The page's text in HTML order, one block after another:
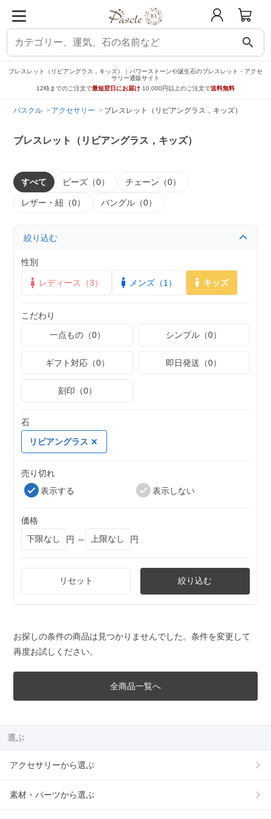
search
ブレスレット（リビアングラス，キッズ）｜パワーストーンや誕生石のブレスレット・アクセ
サリー通販サイト
12時までのご注文で最短翌日にお届け 10,000円以上のご注文で送料無料
パスクル アクセサリー ブレスレット（リビアングラス，キッズ）
ブレスレット（リビアングラス，キッズ）
すべて ビーズ（0） チェーン（0）
レザー・紐（0） バングル（0）
絞り込む
性別
レディース（3） メンズ（1） キッズ
こだわり
一点もの（0）
シンプル（0）
ギフト対応（0） 即日発送（0）
刻印（0）
石
リビアングラス
売り切れ
表示する
表示しない
価格
円 ～
円
リセット 絞り込む
お探しの条件の商品は見つかりませんでした。条件を変更して
再度お試しください。
全商品一覧へ
選ぶ
アクセサリーから選ぶ
素材・パーツから選ぶ